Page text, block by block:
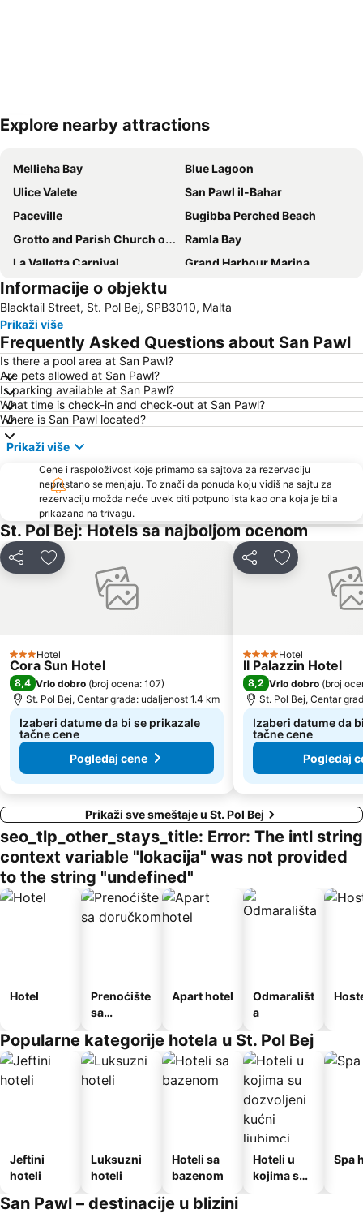
Explore nearby attractions
Mellieha Bay
Blue Lagoon
Ulice Valete
San Pawl il-Bahar
Paceville
Bugibba Perched Beach
Grotto and Parish Church of St Paul
Ramla Bay
La Valletta Carnival
Grand Harbour Marina
Qawra
San Anton Palace
Valletta and Floriana Fortifications
Malta International Airport
Informacije o objektu
Blacktail Street, St. Pol Bej, SPB3010, Malta
Prikaži više
Frequently Asked Questions about San Pawl
Is there a pool area at San Pawl?
Are pets allowed at San Pawl?
Is parking available at San Pawl?
What time is check-in and check-out at San Pawl?
Where is San Pawl located?
Prikaži više
Cene i raspoloživost koje primamo sa sajtova za rezervaciju
neprestano se menjaju. To znači da ponuda koju vidiš na sajtu za
rezervaciju možda neće uvek biti potpuno ista kao ona koja je bila
prikazana na trivagu.
St. Pol Bej: Hotels sa najboljom ocenom
Deli Dodati u favorite
3 Zvezdice
Hotel
Cora Sun Hotel
8,4 Vrlo dobro (broj ocena: 107)
St. Pol Bej, Centar grada: udaljenost 1.4 km
Izaberi datume da bi se prikazale
tačne cene
Pogledaj cene
Deli Dodati u
4 Zvezdice
Hotel
Il Palazzin Hotel
8,2 Vrlo dobro (broj
St. Pol Bej, Centar
Izaberi datume da
tačne cene
Pogledaj
Prikaži sve smeštaje u St. Pol Bej
seo_tlp_other_stays_title: Error: The intl string
context variable "lokacija" was not provided
to the string "undefined"
Hotel
Prenoćište
sa
Apart hotel
Odmarališt
a
Popularne kategorije hotela u St. Pol Bej
Jeftini
hoteli
Luksuzni
hoteli
Hoteli sa
bazenom
Hoteli u
kojima su
Spa
San Pawl – destinacije u blizini